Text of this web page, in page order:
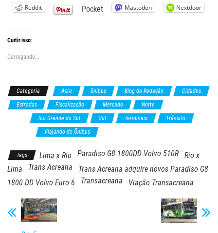
Reddit Pocket Mastodon Nextdoor
Curtir isso:
Carregando...
Categoria Acre ônibus Blog da Redação
Cidades
Estradas
Fiscalização Mercado Norte
Rio Grande do Sul Sul Terminais
Trânsito
Viajando de Ônibus
Tags Lima x Rio Paradiso G8 1800DD Volvo 510R
Rio x
Lima
Trans Acreana
Trans Acreana adquire novos Paradiso G8
1800 DD Volvo Euro 6
Transacreana Viação Transacreana